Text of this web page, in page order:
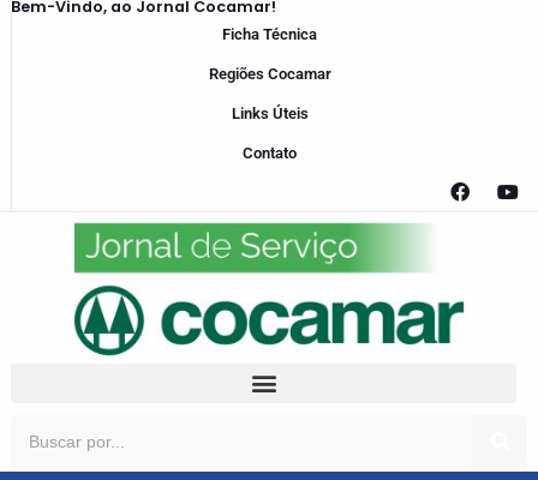
Bem-Vindo, ao Jornal Cocamar!
Ficha Técnica
Regiões Cocamar
Links Úteis
Contato